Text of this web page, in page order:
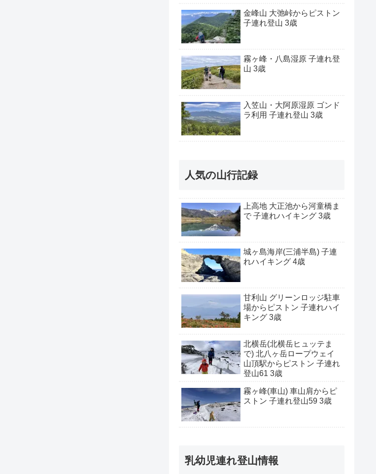
金峰山 大弛峠からピストン
子連れ登山 3歳
霧ヶ峰・八島湿原 子連れ登
山 3歳
入笠山・大阿原湿原 ゴンド
ラ利用 子連れ登山 3歳
人気の山行記録
上高地 大正池から河童橋ま
で 子連れハイキング 3歳
城ヶ島海岸(三浦半島) 子連
れハイキング 4歳
甘利山 グリーンロッジ駐車
場からピストン 子連れハイ
キング 3歳
北横岳(北横岳ヒュッテま
で) 北八ヶ岳ロープウェイ
山頂駅からピストン 子連れ
登山61 3歳
霧ヶ峰(車山) 車山肩からピ
ストン 子連れ登山59 3歳
乳幼児連れ登山情報